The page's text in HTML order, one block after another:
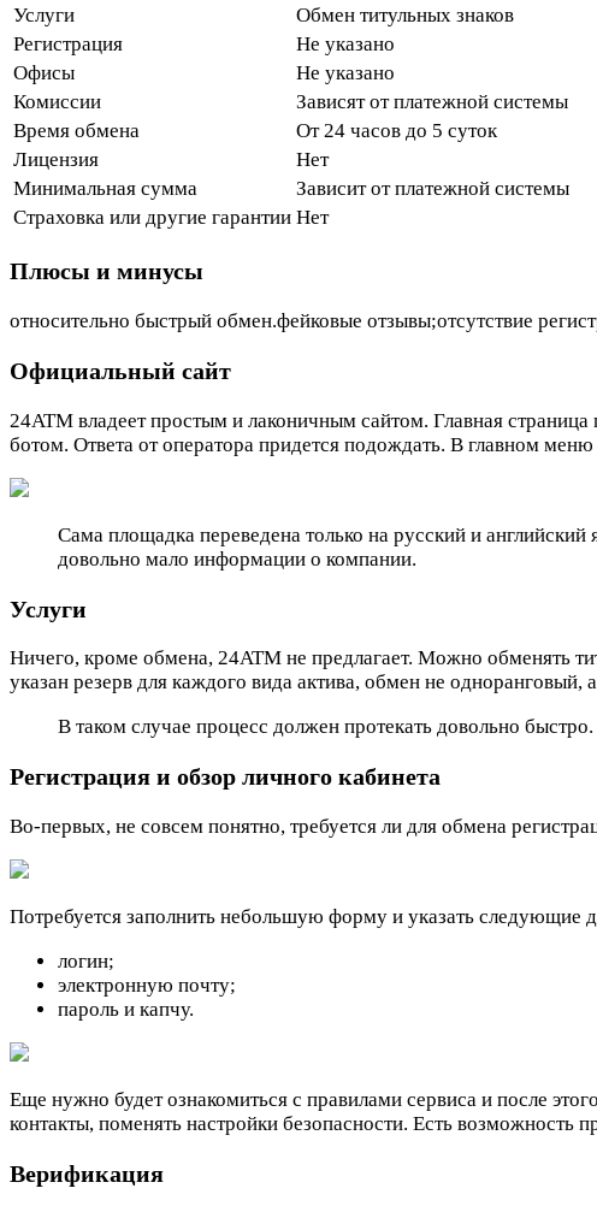
Услуги
Обмен титульных знаков
Регистрация
Не указано
Офисы
Не указано
Комиссии
Зависят от платежной системы
Время обмена
От 24 часов до 5 суток
Лицензия
Нет
Минимальная сумма
Зависит от платежной системы
Страховка или другие гарантии Нет
Плюсы и минусы
относительно быстрый обмен.фейковые отзывы;отсутствие
Официальный сайт
24ATM владеет простым и лаконичным сайтом. Главная
ботом. Ответа от оператора придется подождать. В главном
Сама площадка переведена только на русский и
довольно мало информации о компании.
Услуги
Ничего, кроме обмена, 24ATM не предлагает. Можно обменять
указан резерв для каждого вида актива, обмен не
В таком случае процесс должен протекать довольно
Регистрация и обзор личного кабинета
Во-первых, не совсем понятно, требуется ли для обмена
Потребуется заполнить небольшую форму и указать следующие
логин;
электронную почту;
пароль и капчу.
Еще нужно будет ознакомиться с правилами сервиса и после
контакты, поменять настройки безопасности. Есть возможность
Верификация